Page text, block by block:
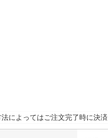
によってはご注文完了時に決